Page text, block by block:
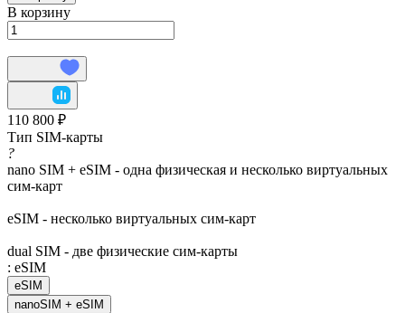
В корзину
110 800 ₽
Тип SIM-карты
?
nano SIM + eSIM - одна физическая и несколько виртуальных
сим-карт
eSIM - несколько виртуальных сим-карт
dual SIM - две физические сим-карты
: eSIM
eSIM
nanoSIM + eSIM